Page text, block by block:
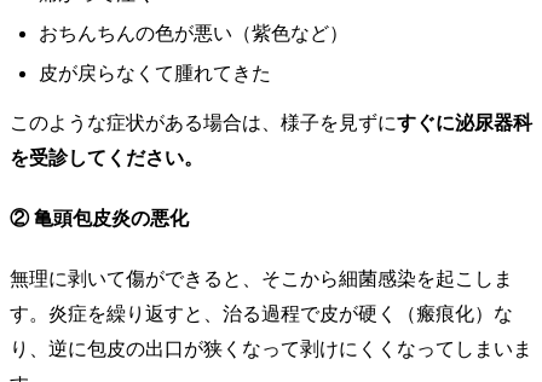
おちんちんの色が悪い（紫色など）
皮が戻らなくて腫れてきた
このような症状がある場合は、様子を見ずにすぐに泌尿器科
を受診してください。
② 亀頭包皮炎の悪化
無理に剥いて傷ができると、そこから細菌感染を起こしま
す。炎症を繰り返すと、治る過程で皮が硬く（瘢痕化）な
り、逆に包皮の出口が狭くなって剥けにくくなってしまいま